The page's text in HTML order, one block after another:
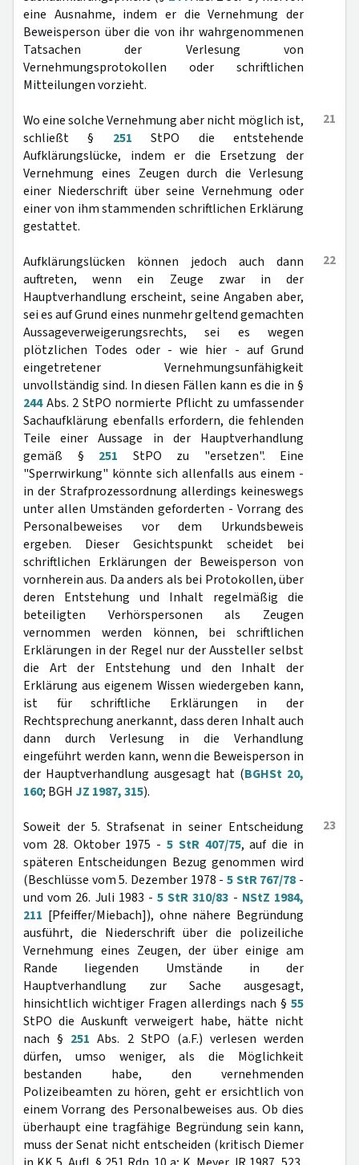
eine Ausnahme, indem er die Vernehmung der
Beweisperson über die von ihr wahrgenommenen
Tatsachen der Verlesung von
Vernehmungsprotokollen oder schriftlichen
Mitteilungen vorzieht.
21
Wo eine solche Vernehmung aber nicht möglich ist,
schließt § 251 StPO die entstehende
Aufklärungslücke, indem er die Ersetzung der
Vernehmung eines Zeugen durch die Verlesung
einer Niederschrift über seine Vernehmung oder
einer von ihm stammenden schriftlichen Erklärung
gestattet.
22
Aufklärungslücken können jedoch auch dann
auftreten, wenn ein Zeuge zwar in der
Hauptverhandlung erscheint, seine Angaben aber,
sei es auf Grund eines nunmehr geltend gemachten
Aussageverweigerungsrechts, sei es wegen
plötzlichen Todes oder - wie hier - auf Grund
eingetretener Vernehmungsunfähigkeit
unvollständig sind. In diesen Fällen kann es die in §
244Abs. 2 StPO normierte Pflicht zu umfassender
Sachaufklärung ebenfalls erfordern, die fehlenden
Teile einer Aussage in der Hauptverhandlung
gemäß § 251 StPO zu "ersetzen". Eine
"Sperrwirkung" könnte sich allenfalls aus einem -
in der Strafprozessordnung allerdings keineswegs
unter allen Umständen geforderten - Vorrang des
Personalbeweises vor dem Urkundsbeweis
ergeben. Dieser Gesichtspunkt scheidet bei
schriftlichen Erklärungen der Beweisperson von
vornherein aus. Da anders als bei Protokollen, über
deren Entstehung und Inhalt regelmäßig die
beteiligten Verhörspersonen als Zeugen
vernommen werden können, bei schriftlichen
Erklärungen in der Regel nur der Aussteller selbst
die Art der Entstehung und den Inhalt der
Erklärung aus eigenem Wissen wiedergeben kann,
ist für schriftliche Erklärungen in der
Rechtsprechung anerkannt, dass deren Inhalt auch
dann durch Verlesung in die Verhandlung
eingeführt werden kann, wenn die Beweisperson in
der Hauptverhandlung ausgesagt hat (BGHSt 20,
160; BGH JZ 1987, 315).
23
Soweit der 5. Strafsenat in seiner Entscheidung
vom 28. Oktober 1975 - 5 StR 407/75, auf die in
späteren Entscheidungen Bezug genommen wird
(Beschlüsse vom 5. Dezember 1978 - 5 StR 767/78 -
und vom 26. Juli 1983 -5 StR 310/83 - NStZ 1984,
211 [Pfeiffer/Miebach]), ohne nähere Begründung
ausführt, die Niederschrift über die polizeiliche
Vernehmung eines Zeugen, der über einige am
Rande liegenden Umstände in der
Hauptverhandlung zur Sache ausgesagt,
hinsichtlich wichtiger Fragen allerdings nach § 55
StPO die Auskunft verweigert habe, hätte nicht
nach § 251 Abs. 2 StPO (a.F.) verlesen werden
dürfen, umso weniger, als die Möglichkeit
bestanden habe, den vernehmenden
Polizeibeamten zu hören, geht er ersichtlich von
einem Vorrang des Personalbeweises aus. Ob dies
überhaupt eine tragfähige Begründung sein kann,
muss der Senat nicht entscheiden (kritisch Diemer